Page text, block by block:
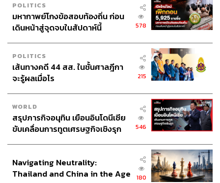
POLITICS
มหากาพย์โกงข้อสอบท้องถิ่น ก่อน
เดินหน้าสู่จุดจบในสัปดาห์นี้
578
POLITICS
เส้นทางคดี 44 สส. ในชั้นศาลฎีกา
จะรู้ผลเมื่อไร
215
WORLD
สรุปภารกิจอนุทิน เยือนอินโดนีเซีย
ขับเคลื่อนการทูตเศรษฐกิจเชิงรุก
546
Navigating Neutrality:
Thailand and China in the Age
180